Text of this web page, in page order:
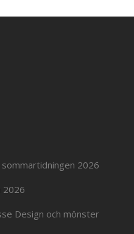
2026
2026
Design och mönster